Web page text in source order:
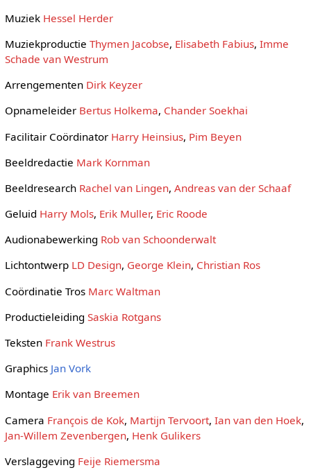
Muziek Hessel Herder
Muziekproductie Thymen Jacobse, Elisabeth Fabius, Imme
Schade van Westrum
Arrengementen Dirk Keyzer
Opnameleider Bertus Holkema, Chander Soekhai
Facilitair Coördinator Harry Heinsius, Pim Beyen
Beeldredactie Mark Kornman
Beeldresearch Rachel van Lingen, Andreas van der Schaaf
Geluid Harry Mols, Erik Muller, Eric Roode
Audionabewerking Rob van Schoonderwalt
Lichtontwerp LD Design, George Klein, Christian Ros
Coördinatie Tros Marc Waltman
Productieleiding Saskia Rotgans
Teksten Frank Westrus
Graphics Jan Vork
Montage Erik van Breemen
Camera François de Kok, Martijn Tervoort, Ian van den Hoek,
Jan-Willem Zevenbergen, Henk Gulikers
Verslaggeving Feije Riemersma